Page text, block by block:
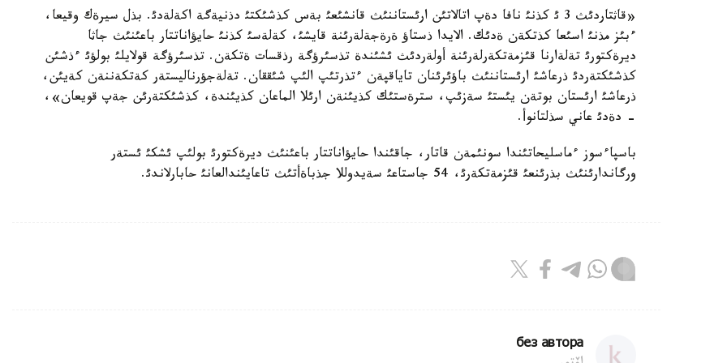
«قاثتاردئث 3 ئ كذنئ نافا دةپ اتالاتئن ارئستاننئث قانشئعئ بةس كذشئكتئ دذنيةگة اكةلةدئ. بذل سيرةك وقيعا،
ءبئز مذنئ اسئعا كذتكةن ةدئك. الايدا ذستاؤ ةرةجةلةرئنة قايشئ، كةلةسئ كذنئ حايؤاناتتار باعئنئث جاثا
ديرةكتورئ تةلةارنا قئزمةتكةرلةرئنة أولةردئث ئشئندة تذسئرؤگة رذقسات ةتكةن. تذسئرؤگة قولايلئ بولؤئ ءذشئن
كذشئكتةردئ ذرعاشئ ارئستاننئث باؤئرئنان تاياقپةن ءتذرتئپ الئپ شئققان. تةلةجؤرناليستةر كةتكةننةن كةيئن،
ذرعاشئ ارئستان بوتةن يئستئ سةزئپ، سترةستئك كذيئنةن ارئلا الماعان كذيئندة، كذشئكتةرئن جةپ قويعان»،
- دةدئ عاني سذلتانوأ.
باسپاءسوز ءماسليحاتئندا سونئمةن قاتار، جاقئندا حايؤاناتتار باعئنئث ديرةكتورئ بولئپ ئشكئ ئستةر
ورگاندارئنئث بذرئنعئ قئزمةتكةرئ، 54 جاستاعئ سةيدوللا جذباةأتئث تاعايئندالعانئ حابارلاندئ.
без автора